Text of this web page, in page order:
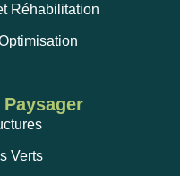
Réhabilitation
Verts